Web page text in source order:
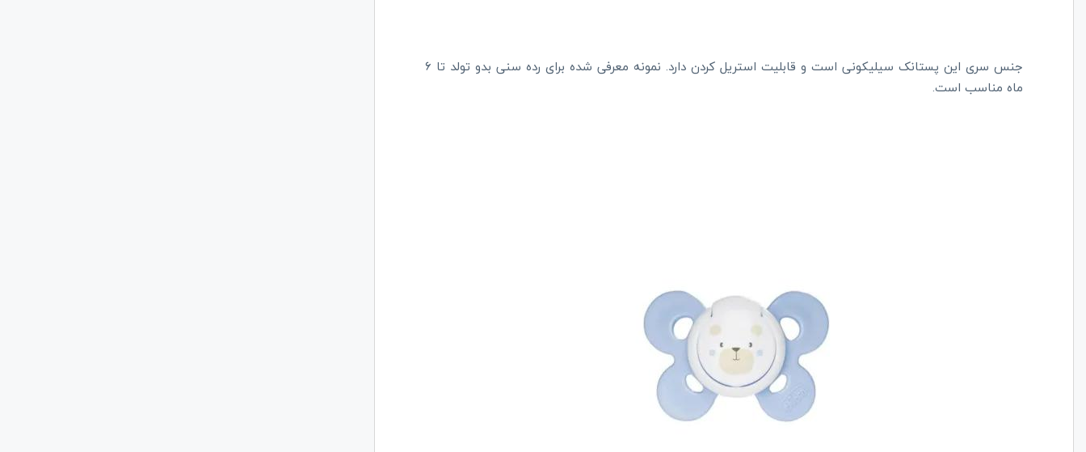
جنس سری این پستانک سیلیکونی است و قابلیت استریل کردن دارد. نمونه معرفی شده برای رده سنی بدو تولد تا 6
ماه مناسب است.